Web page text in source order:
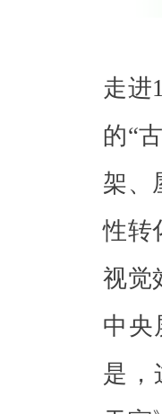
走进
的“
架、
性转
视觉
中央
是，